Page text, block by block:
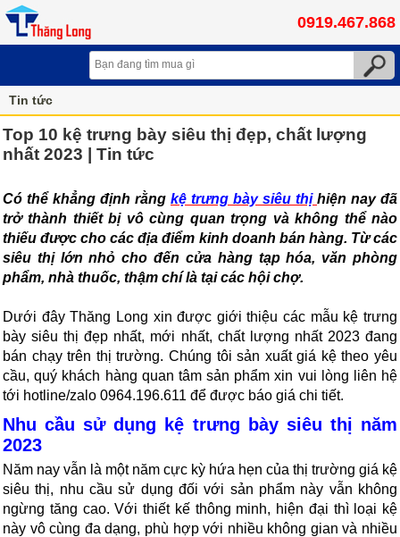
0919.467.868
Tin tức
Top 10 kệ trưng bày siêu thị đẹp, chất lượng
nhất 2023 | Tin tức
Có thể khẳng định rằng kệ trưng bày siêu thị hiện nay đã
trở thành thiết bị vô cùng quan trọng và không thể nào
thiếu được cho các địa điểm kinh doanh bán hàng. Từ các
siêu thị lớn nhỏ cho đến cửa hàng tạp hóa, văn phòng
phẩm, nhà thuốc, thậm chí là tại các hội chợ.
Dưới đây Thăng Long xin được giới thiệu các mẫu kệ trưng
bày siêu thị đẹp nhất, mới nhất, chất lượng nhất 2023 đang
bán chạy trên thị trường. Chúng tôi sản xuất giá kệ theo yêu
cầu, quý khách hàng quan tâm sản phẩm xin vui lòng liên hệ
tới hotline/zalo 0964.196.611 để được báo giá chi tiết.
Nhu cầu sử dụng kệ trưng bày siêu thị năm
2023
Năm nay vẫn là một năm cực kỳ hứa hẹn của thị trường giá kệ
siêu thị, nhu cầu sử dụng đối với sản phẩm này vẫn không
ngừng tăng cao. Với thiết kế thông minh, hiện đại thì loại kệ
này vô cùng đa dạng, phù hợp với nhiều không gian và nhiều